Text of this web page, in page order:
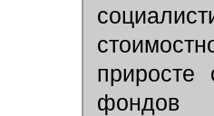
приросте
фондов